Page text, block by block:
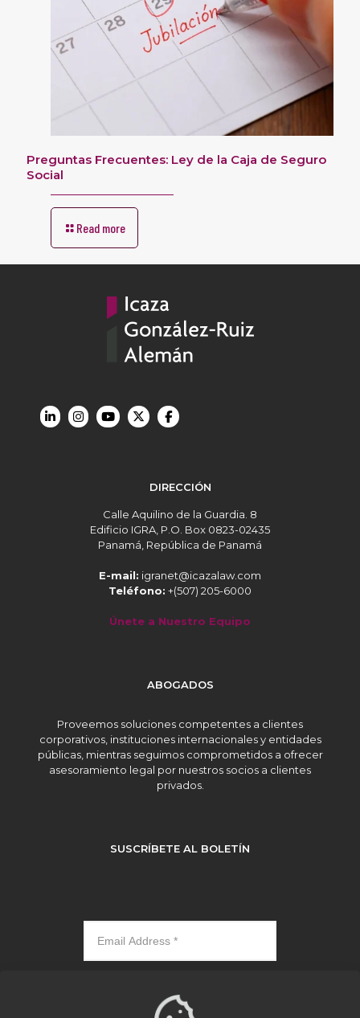
Preguntas Frecuentes: Ley de la Caja de Seguro
Social
Read more
DIRECCIÓN
Calle Aquilino de la Guardia. 8
Edificio IGRA, P.O. Box 0823-02435
Panamá, República de Panamá
E-mail: igranet@icazalaw.com
Teléfono: +(507) 205-6000
Únete a Nuestro Equipo
ABOGADOS
Proveemos soluciones competentes a clientes
corporativos, instituciones internacionales y entidades
públicas, mientras seguimos comprometidos a ofrecer
asesoramiento legal por nuestros socios a clientes
privados.
SUSCRÍBETE AL BOLETÍN